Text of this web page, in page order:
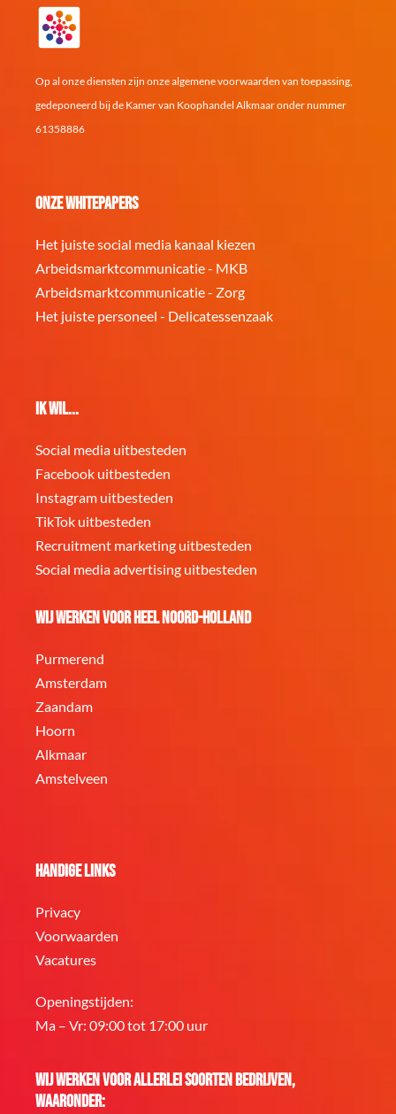
Op al onze diensten zijn onze algemene voorwaarden van toepassing,
gedeponeerd bij de Kamer van Koophandel Alkmaar onder nummer
61358886
Onze whitepapers
Het juiste social media kanaal kiezen
Arbeidsmarktcommunicatie - MKB
Arbeidsmarktcommunicatie - Zorg
Het juiste personeel - Delicatessenzaak
Ik wil...
Social media uitbesteden
Facebook uitbesteden
Instagram uitbesteden
TikTok uitbesteden
Recruitment marketing uitbesteden
Social media advertising uitbesteden
Wij werken voor heel Noord-Holland
Purmerend
Amsterdam
Zaandam
Hoorn
Alkmaar
Amstelveen
Handige links
Privacy
Voorwaarden
Vacatures
Openingstijden:
Ma – Vr: 09:00 tot 17:00 uur
Wij werken voor allerlei soorten bedrijven,
waaronder: